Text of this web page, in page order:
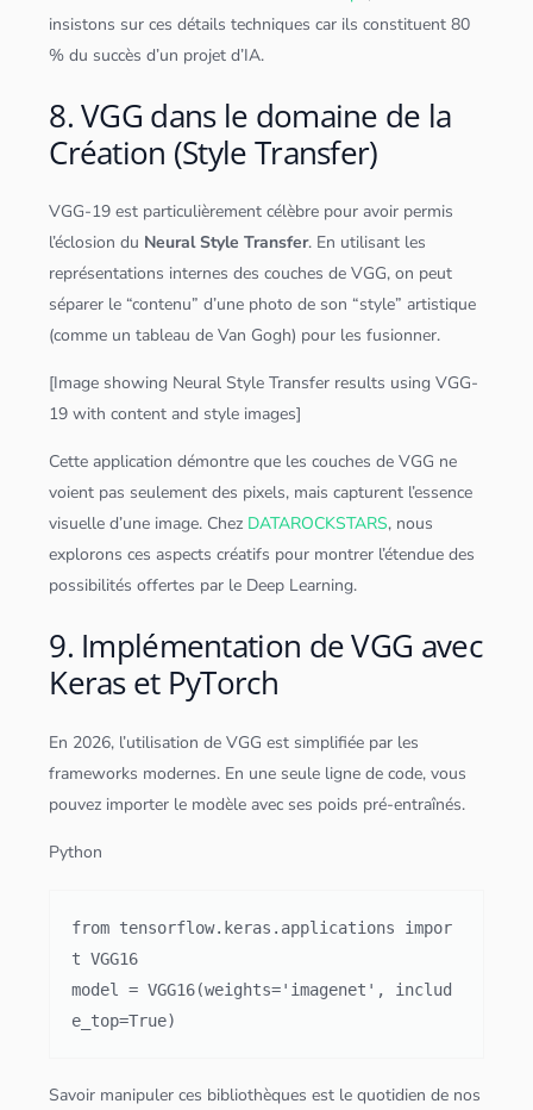
insistons sur ces détails techniques car ils constituent 80
% du succès d’un projet d’IA.
8. VGG dans le domaine de la
Création (Style Transfer)
VGG-19 est particulièrement célèbre pour avoir permis
l’éclosion du Neural Style Transfer. En utilisant les
représentations internes des couches de VGG, on peut
séparer le “contenu” d’une photo de son “style” artistique
(comme untableau de Van Gogh) pour les fusionner.
[Image showing Neural Style Transfer results using VGG-
19 with content and style images]
Cetteapplication démontre que les couches de VGG ne
voient pas seulement des pixels, mais capturent l’essence
visuelle d’une image. Chez DATAROCKSTARS, nous
explorons ces aspects créatifs pour montrer l’étendue des
possibilités offertes par le Deep Learning.
9. Implémentation de VGG avec
Keras et PyTorch
En 2026, l’utilisation de VGG est simplifiée par les
frameworks modernes. En une seule ligne de code, vous
pouvez importer le modèle avec ses poids pré-entraînés.
Python
from tensorflow.keras.applications impor
t VGG16
model = VGG16(weights='imagenet', includ
Savoir manipuler ces bibliothèques est le quotidien de nos